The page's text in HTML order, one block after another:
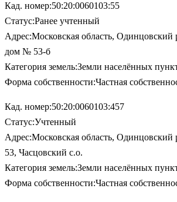
Кад. номер:50:20:0060103:55
Статус:Ранее учтенный
Адрес:Московская область, Одинцовский
дом № 53-б
Категория земель:Земли населённых
Форма собственности:Частная
Кад. номер:50:20:0060103:457
Статус:Учтенный
Адрес:Московская область, Одинцовский
53, Часцовский с.о.
Категория земель:Земли населённых
Форма собственности:Частная